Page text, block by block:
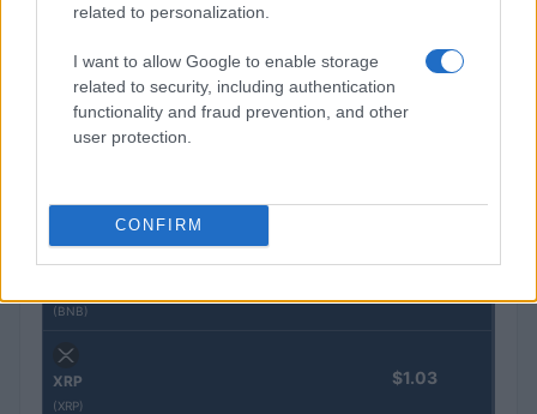
related to personalization.
I want to allow Google to enable storage
related to security, including authentication
functionality and fraud prevention, and other
user protection.
CONFIRM
Nombre
Bitcoin
(BTC)
$64,360.00
(BNB)
XRP
(XRP)
$1.03